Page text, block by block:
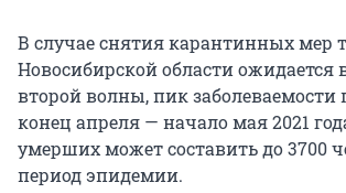
В случае снятия карантинных мер
Новосибирской области
второй волны, пик заболеваемости
конец апреля — начало мая 2021
умерших может составить до 3700
период эпидемии.